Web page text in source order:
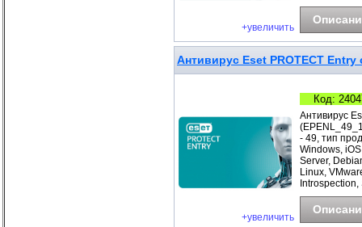
+увеличить
Антивирус Eset PROTECT
+увеличить
Код:
Антивирус
- 49, тип
Windows,
Server,
Linux,